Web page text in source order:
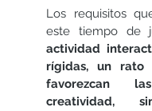
Los requisitos
actividad
rígidas, un
favorezcan
creatividad,